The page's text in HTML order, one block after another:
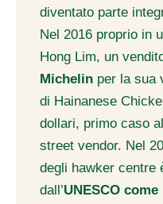
diventato parte
Nel 2016 proprio in
Hong Lim, un
Michelin per la sua
di Hainanese
dollari, primo caso
street vendor. Nel
degli hawker centre
dall’UNESCO